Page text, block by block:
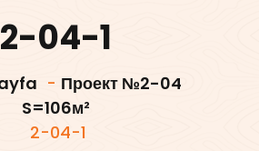
2-04-1
- Проект №2-04
S=106м²
2-04-1